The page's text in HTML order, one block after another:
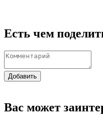
Есть чем
Добавить
Вас может